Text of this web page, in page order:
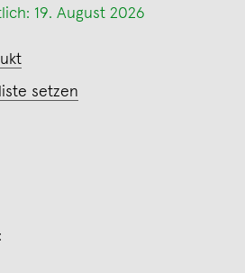
19. August 2026
setzen